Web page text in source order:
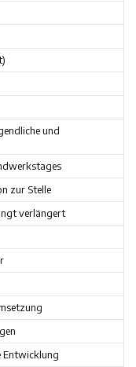
und
zur Stelle
verlängert